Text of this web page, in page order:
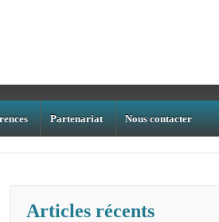
Partenariat Nous contacter
Articles récents